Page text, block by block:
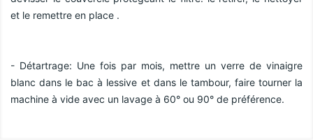
et le remettre en place .
- Détartrage: Une fois par mois, mettre un verre de vinaigre
blanc dans le bac à lessive et dans le tambour, faire tourner la
machine à vide avec un lavage à 60° ou 90° de préférence.